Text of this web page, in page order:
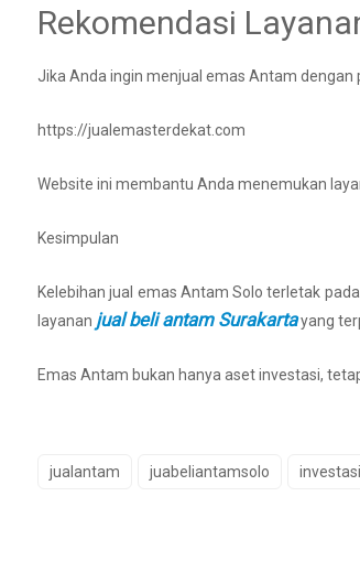
Rekomendasi
Jika Anda ingin menjual emas Antam
https://jualemasterdekat.com
Website ini membantu Anda menemukan
Kesimpulan
Kelebihan jual emas Antam Solo terletak
layanan jual beli antam Surakartayang
Emas Antam bukan hanya aset investasi,
jualantam juabeliantamsolo